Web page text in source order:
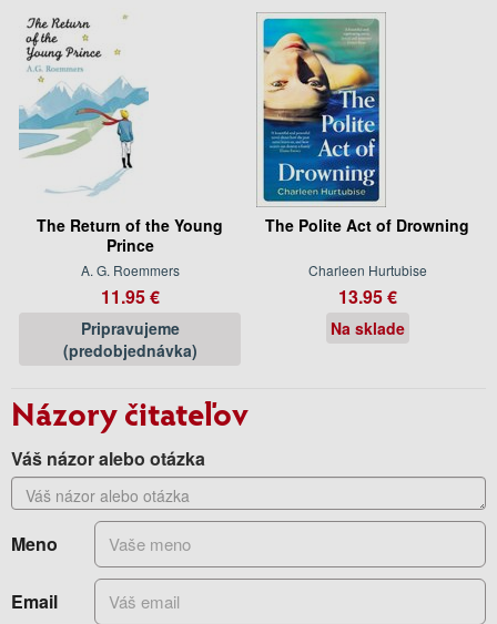
The Return of the Young
Prince
A. G. Roemmers
11.95 €
Pripravujeme
(predobjednávka)
The Polite Act of Drowning
Charleen Hurtubise
13.95 €
Na sklade
Názory čitateľov
Váš názor alebo otázka
Meno
Email